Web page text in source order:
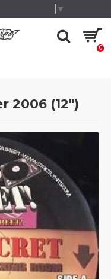
▼
0
2006 (12")